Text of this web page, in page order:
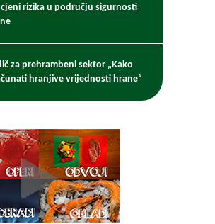
rizika u području sigurnosti
za prehrambeni sektor „Kako
hranjive vrijednosti hrane“